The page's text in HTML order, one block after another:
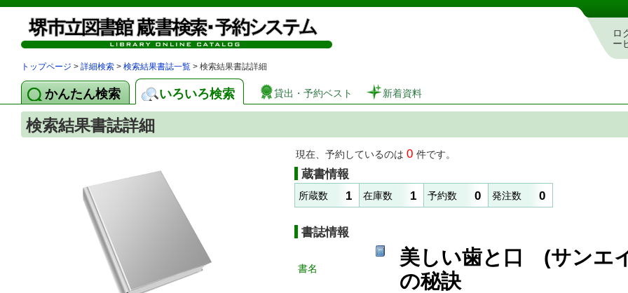
図書館 蔵書検索・予約システム
ロ
ー
トップページ > 詳細検索 > 検索結果書誌一覧 > 検索結果書誌詳細
かんたん検索 いろいろ検索 貸出・予約ベスト 新着資料
検索結果書誌詳細
現在、予約しているのは 0 件です。
蔵書情報
所蔵数 1 在庫数 1 予約数 0 発注数 0
書誌情報
書名
美しい歯と口 (サンエ
の秘訣